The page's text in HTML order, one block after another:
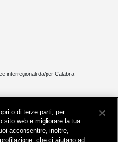
interregionali da/per Calabria
o di terze parti, per
sito web e migliorare la tua
acconsentire, inoltre,
che ci aiutano ad